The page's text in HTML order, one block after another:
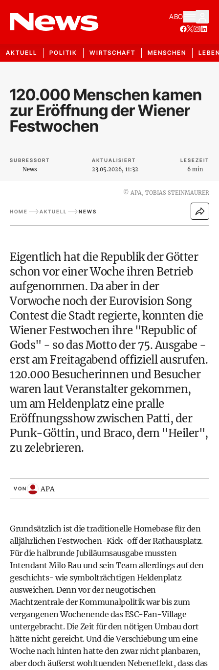
ABO
AKTUELL POLITIK WIRTSCHAFT MENSCHEN
120.000 Menschen kamen
zur Eröffnung der Wiener
Festwochen
SUBRESSORT
News
AKTUALISIERT
23.05.2026, 11:32
LESEZEIT
6 min
© APA, TOBIAS STEINMAURER
HOME AKTUELL NEWS
Eigentlich hat die Republik der Götter
schon vor einer Woche ihren Betrieb
aufgenommen. Da aber in der
Vorwoche noch der Eurovision Song
Contest die Stadt regierte, konnten die
Wiener Festwochen ihre "Republic of
Gods" - so das Motto der 75. Ausgabe -
erst am Freitagabend offiziell ausrufen.
120.000 Besucherinnen und Besucher
waren laut Veranstalter gekommen,
um am Heldenplatz eine pralle
Eröffnungsshow zwischen Patti, der
Punk-Göttin, und Braco, dem "Heiler",
zu zelebrieren.
VON APA
Grundsätzlich ist die traditionelle Homebase für den
alljährlichen Festwochen-Kick-off der Rathausplatz.
Für die halbrunde Jubiläumsausgabe mussten
Intendant Milo Rau und sein Team allerdings auf den
geschichts- wie symbolträchtigen Heldenplatz
ausweichen. Denn vor der neugotischen
Machtzentrale der Kommunalpolitik war bis zum
vergangenen Wochenende das ESC-Fan-Village
untergebracht. Die Zeit für den nötigen Umbau dort
hätte nicht gereicht. Und die Verschiebung um eine
Woche nach hinten hatte den zwar nicht planbaren,
aber doch äußerst wohltuenden Nebeneffekt, dass das